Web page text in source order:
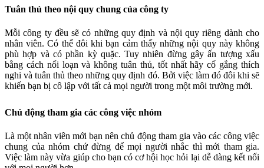
Tuân thủ theo nội quy chung của công ty
Mỗi công ty đều sẽ có những quy định và nội quy riêng dành cho
nhân viên. Có thể đôi khi bạn cảm thấy những nội quy này không
phù hợp và có phần kỳ quặc. Tuy nhiên đừng gây ấn tượng xấu
bằng cách nổi loạn và không tuân thủ, tốt nhất hãy cố gắng thích
nghi và tuân thủ theo những quy định đó. Bởi việc làm đó đôi khi sẽ
khiến bạn bị cô lập với tất cả mọi người trong một môi trường mới.
Chủ động tham gia các công việc nhóm
Là một nhân viên mới bạn nên chủ động tham gia vào các công việc
chung của nhóm chứ đừng để mọi người nhắc thì mới tham gia.
Việc làm này vừa giúp cho bạn có cơ hội học hỏi lại dễ dàng kết nối